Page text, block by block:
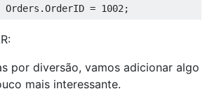
Orders .OrderID = 1002 ;
por diversão, vamos adicionar algo
mais interessante.